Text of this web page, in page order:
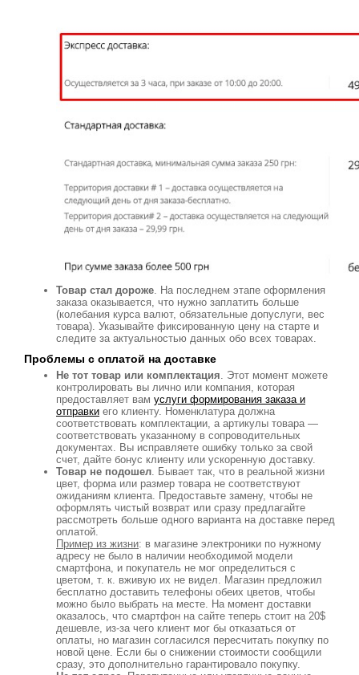
Товар стал дороже. На последнем этапе оформления
заказа оказывается, что нужно заплатить больше
(колебания курса валют, обязательные допуслуги, вес
товара). Указывайте фиксированную цену на старте и
следите за актуальностью данных обо всех товарах.
Проблемы с оплатой на доставке
Не тот товар или комплектация. Этот момент можете
контролировать вы лично или компания, которая
предоставляет вам услуги формирования заказа и
отправки его клиенту. Номенклатура должна
соответствовать комплектации, а артикулы товара —
соответствовать указанному в сопроводительных
документах. Вы исправляете ошибку только за свой
счет, дайте бонус клиенту или ускоренную доставку.
Товар не подошел. Бывает так, что в реальной жизни
цвет, форма или размер товара не соответствуют
ожиданиям клиента. Предоставьте замену, чтобы не
оформлять чистый возврат или сразу предлагайте
рассмотреть больше одного варианта на доставке перед
оплатой.
Пример из жизни: в магазине электроники по нужному
адресу не было в наличии необходимой модели
смартфона, и покупатель не мог определиться с
цветом, т. к. вживую их не видел. Магазин предложил
бесплатно доставить телефоны обеих цветов, чтобы
можно было выбрать на месте. На момент доставки
оказалось, что смартфон на сайте теперь стоит на 20$
дешевле, из-за чего клиент мог бы отказаться от
оплаты, но магазин согласился пересчитать покупку по
новой цене. Если бы о снижении стоимости сообщили
сразу, это дополнительно гарантировало покупку.